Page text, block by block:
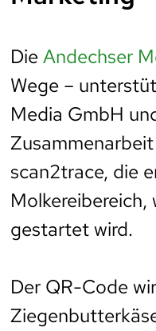
DieAndechser
Wege –
Media GmbH
scan2trace, die
Molkereibereich,
gestartet wird.
Der QR-Code